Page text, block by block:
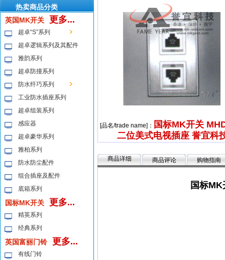
热卖商品分类
英国MK开关
更多...
超卓“S”系列
超卓逻辑系列及其配件
雅韵系列
超卓防撞系列
防水纤巧系列
工业防水插座系列
超卓组装系列
感应器
超卓豪华系列
雅柏系列
防水防尘配件
组合插座及配件
底箱系列
国标MK开关 更多...
精英系列
经典系列
英国富丽门铃 更多...
有线门铃
[品名/trade name]： 国标MK开关
二位美式电视插座 誉宜科
商品详细 商品评论 购物指南
国标